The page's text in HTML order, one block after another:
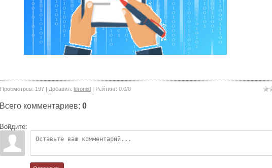
Просмотров: 197 | Добавил: ldronixl | Рейтинг: 0.0/0
Всего комментариев: 0
Войдите: